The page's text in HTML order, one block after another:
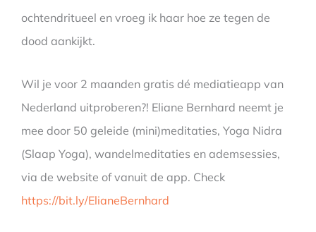
ochtendritueel en vroeg ik haar hoe ze tegen de
dood aankijkt.
Wil je voor 2 maanden gratis dé mediatieapp van
Nederland uitproberen?! Eliane Bernhard neemt je
mee door 50 geleide (mini)meditaties, Yoga Nidra
(Slaap Yoga), wandelmeditaties en ademsessies,
via de website of vanuit de app. Check
https://bit.ly/ElianeBernhard